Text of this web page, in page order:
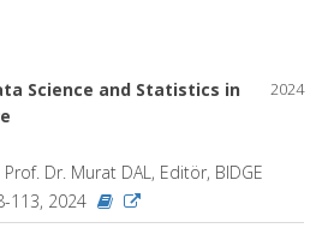
2024
Science and Statistics in
Dr. Murat DAL, Editör, BIDGE
113, 2024